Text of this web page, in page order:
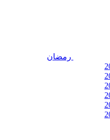
رمضان